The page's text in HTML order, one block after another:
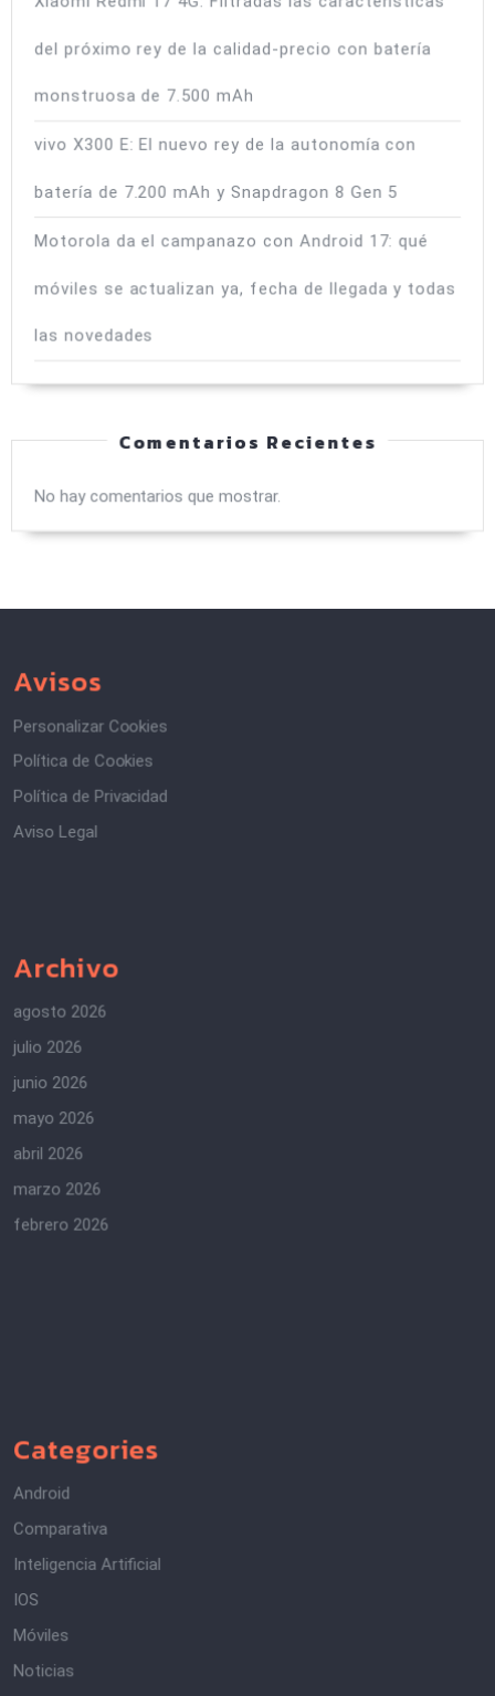
del próximo rey de la calidad-precio con batería
monstruosa de 7.500 mAh
vivo X300 E: El nuevo rey de la autonomía con
batería de 7.200 mAh y Snapdragon 8 Gen 5
Motorola da el campanazo con Android 17: qué
móviles se actualizan ya, fecha de llegada y todas
las novedades
Comentarios Recientes
No hay comentarios que mostrar.
Avisos
Personalizar Cookies
Política de Cookies
Política de Privacidad
Aviso Legal
Archivo
agosto 2026
julio 2026
junio 2026
mayo 2026
abril 2026
marzo 2026
febrero 2026
Categories
Android
Comparativa
Inteligencia Artificial
IOS
Móviles
Noticias